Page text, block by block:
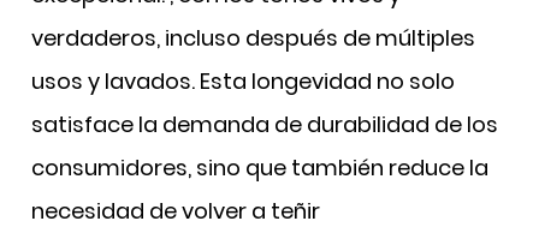
verdaderos, incluso después de múltiples
usos y lavados. Esta longevidad no solo
satisface la demanda de durabilidad de los
consumidores, sino que también reduce la
necesidad de volver a teñir